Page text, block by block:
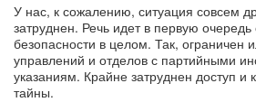
У нас, к сожалению, ситуация совсем
затруднен. Речь идет в первую
безопасности в целом. Так, ограничен
управлений и отделов с партийными
указаниям. Крайне затруднен доступ
тайны.